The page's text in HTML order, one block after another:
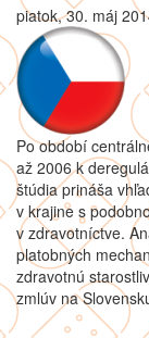
piatok, 30. máj
Po období
až 2006 k
štúdia prináša
v krajine s
v zdravotníctve.
platobných
zdravotnú
zmlúv na